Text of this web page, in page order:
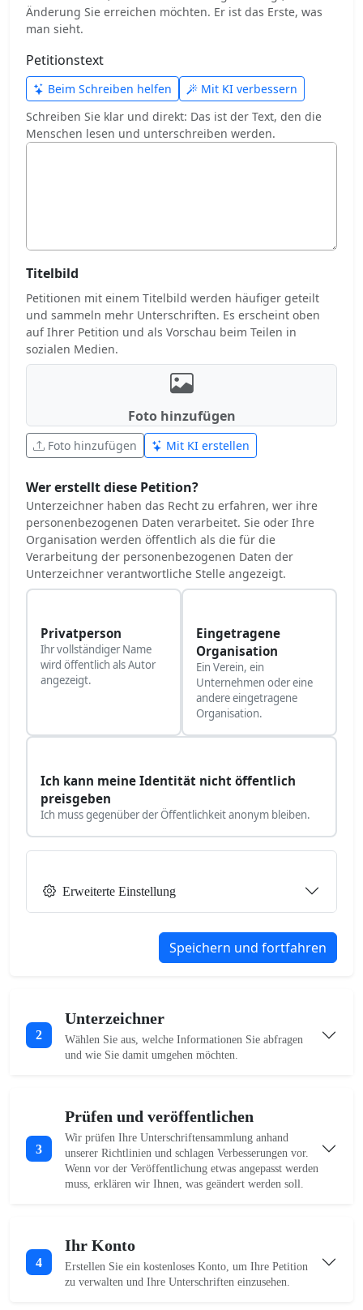
Änderung Sie erreichen möchten. Er ist das Erste, was
man sieht.
Petitionstext
Beim Schreiben helfen
Mit KI verbessern
Schreiben Sie klar und direkt: Das ist der Text, den die
Menschen lesen und unterschreiben werden.
Titelbild
Petitionen mit einem Titelbild werden häufiger geteilt
und sammeln mehr Unterschriften. Es erscheint oben
auf Ihrer Petition und als Vorschau beim Teilen in
sozialen Medien.
Foto hinzufügen
Foto hinzufügen Mit KI erstellen
Wer erstellt diese Petition?
Unterzeichner haben das Recht zu erfahren, wer ihre
personenbezogenen Daten verarbeitet. Sie oder Ihre
Organisation werden öffentlich als die für die
Verarbeitung der personenbezogenen Daten der
Unterzeichner verantwortliche Stelle angezeigt.
Privatperson
Ihr vollständiger Name
wird öffentlich als Autor
angezeigt.
Eingetragene
Organisation
Ein Verein, ein
Unternehmen oder eine
andere eingetragene
Organisation.
Ich kann meine Identität nicht öffentlich
preisgeben
Ich muss gegenüber der Öffentlichkeit anonym bleiben.
Erweiterte Einstellung
Speichern und fortfahren
2
Unterzeichner
Wählen Sie aus, welche Informationen Sie abfragen
und wie Sie damit umgehen möchten.
3
Prüfen und veröffentlichen
Wir prüfen Ihre Unterschriftensammlung anhand
unserer Richtlinien und schlagen Verbesserungen vor.
Wenn vor der Veröffentlichung etwas angepasst werden
muss, erklären wir Ihnen, was geändert werden soll.
4
Ihr Konto
Erstellen Sie ein kostenloses Konto, um Ihre Petition
zu verwalten und Ihre Unterschriften einzusehen.